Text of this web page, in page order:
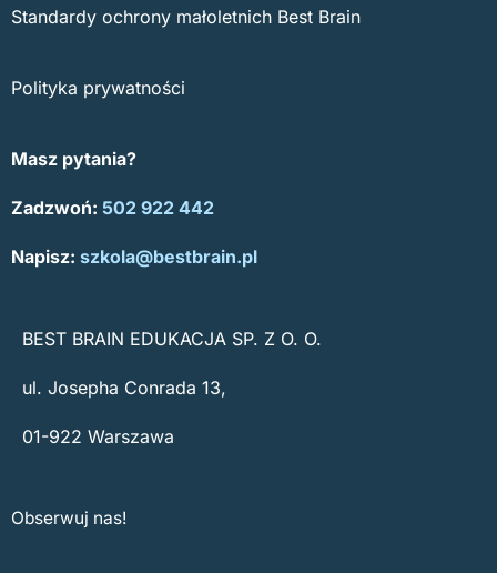
Standardy ochrony małoletnich Best Brain
Polityka prywatności
Masz pytania?
Zadzwoń: 502 922 442
Napisz: szkola@bestbrain.pl
BEST BRAIN EDUKACJA SP. Z O. O.
ul. Josepha Conrada 13,
01-922 Warszawa
Obserwuj nas!